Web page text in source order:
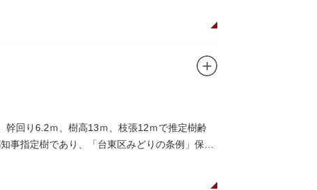
幹回り6.2ｍ、樹高13ｍ、枝張12ｍで推定樹齢
事指定樹であり、「台東区みどりの条例」保護